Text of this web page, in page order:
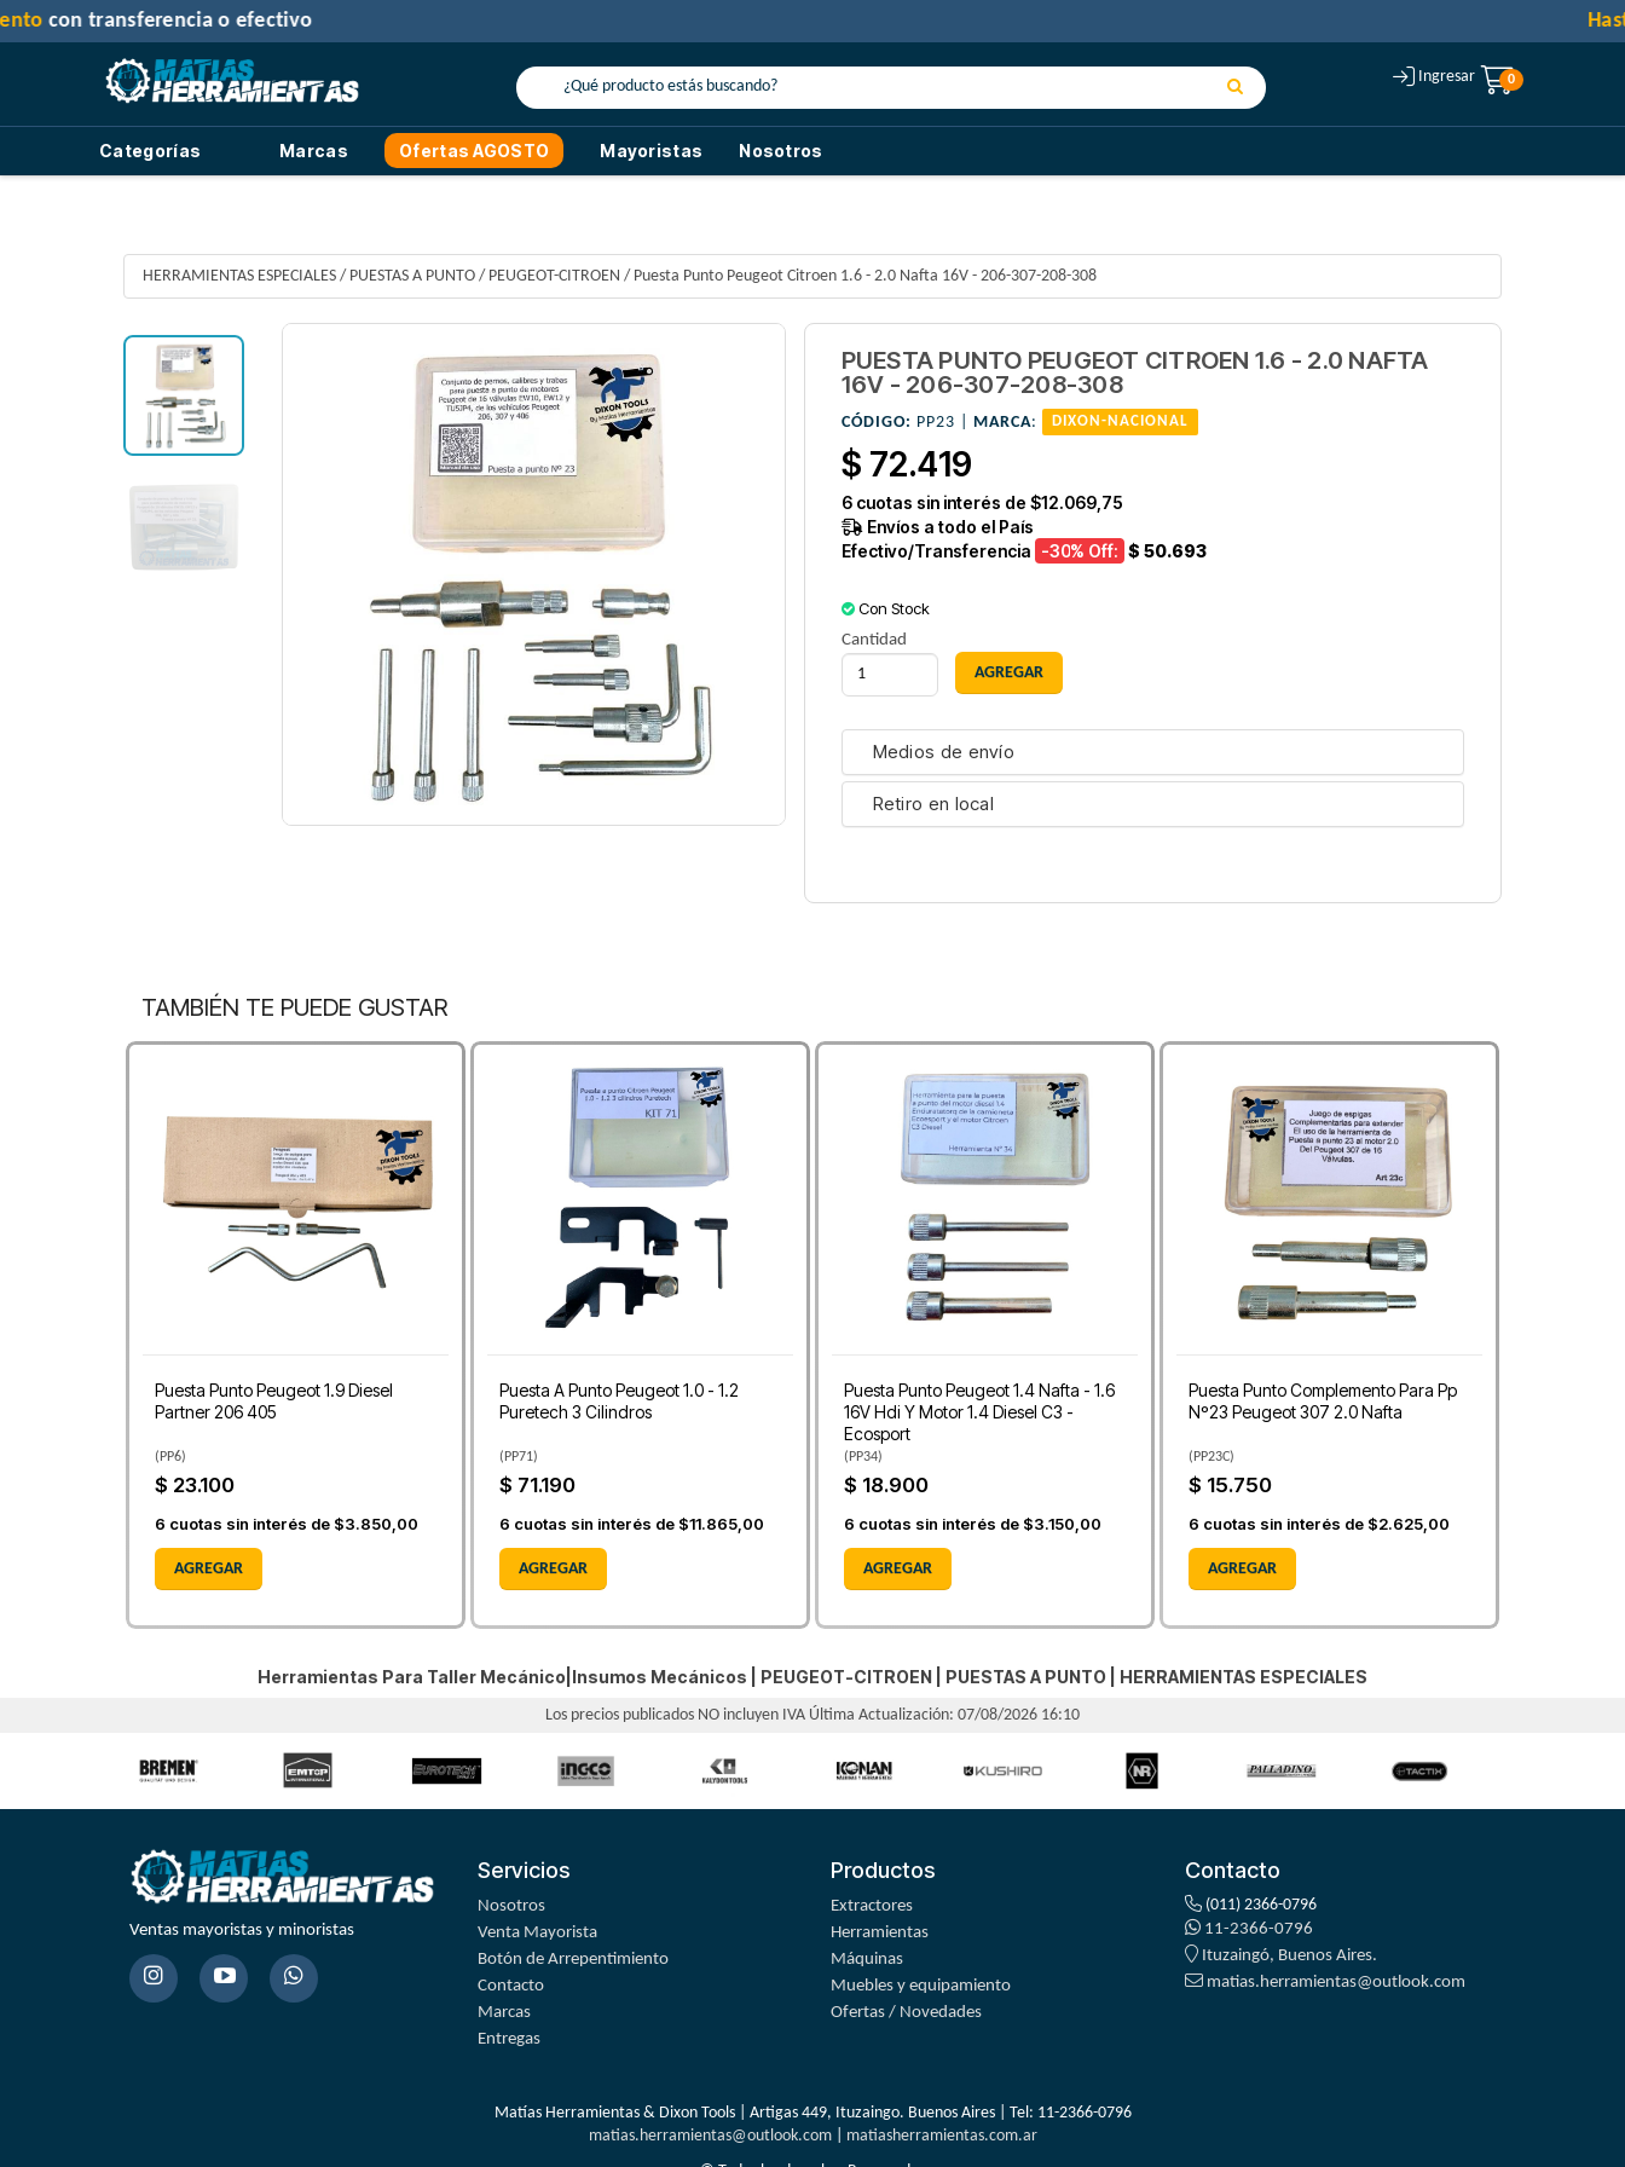
Ingresar 0
Categorías Marcas Ofertas AGOSTO Mayoristas Nosotros
HERRAMIENTAS ESPECIALES / PUESTAS A PUNTO / PEUGEOT-CITROEN / Puesta Punto Peugeot Citroen 1.6 - 2.0 Nafta 16V - 206-307-208-308
PUESTA PUNTO PEUGEOT CITROEN 1.6 - 2.0 NAFTA
16V - 206-307-208-308
CÓDIGO: PP23 | MARCA: DIXON-NACIONAL
$ 72.419
6cuotas sin interés de $12.069,75
Envíos a todo el País
Efectivo/Transferencia -30% Off: $ 50.693
Con Stock
Cantidad
Medios de envío
Retiro en local
TAMBIÉN TE PUEDE GUSTAR
Puesta Punto Peugeot 1.9 Diesel
Partner 206 405
( PP6)
$ 23.100
6 cuotas sin interés de $3.850,00
AGREGAR
Puesta A Punto Peugeot 1.0 - 1.2
Puretech 3 Cilindros
( PP71)
$ 71.190
6 cuotas sin interés de $11.865,00
AGREGAR
Puesta Punto Peugeot 1.4 Nafta - 1.6
16V Hdi Y Motor 1.4 Diesel C3 -
Ecosport
( PP34)
$ 18.900
6 cuotas sin interés de $3.150,00
AGREGAR
Puesta Punto Complemento Para Pp
Nº23 Peugeot 307 2.0 Nafta
( PP23C)
$ 15.750
6 cuotas sin interés de $2.625,00
AGREGAR
Herramientas Para Taller Mecánico|Insumos Mecánicos | PEUGEOT-CITROEN PUESTAS A PUNTO HERRAMIENTAS ESPECIALES
Los precios publicados NO incluyen IVA Última Actualización: 07/08/2026 16:10
Ventas mayoristas y minoristas
Servicios
Nosotros
Venta Mayorista
Botón de Arrepentimiento
Contacto
Marcas
Entregas
Productos
Extractores
Herramientas
Máquinas
Muebles y equipamiento
Ofertas / Novedades
Contacto
(011) 2366-0796
11-2366-0796
Ituzaingó, Buenos Aires.
matias.herramientas@outlook.com
Matías Herramientas & Dixon Tools | Artigas 449, Ituzaingo. Buenos Aires | Tel: 11-2366-0796
matias.herramientas@outlook.com| matiasherramientas.com.ar